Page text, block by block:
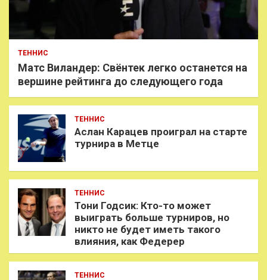
ТЕННИС
Матс Виландер: Свёнтек легко останется на
вершине рейтинга до следующего года
ТЕННИС
Аслан Карацев проиграл на старте
турнира в Метце
ТЕННИС
Тони Годсик: Кто-то может
выиграть больше турниров, но
никто не будет иметь такого
влияния, как Федерер
ТЕННИС